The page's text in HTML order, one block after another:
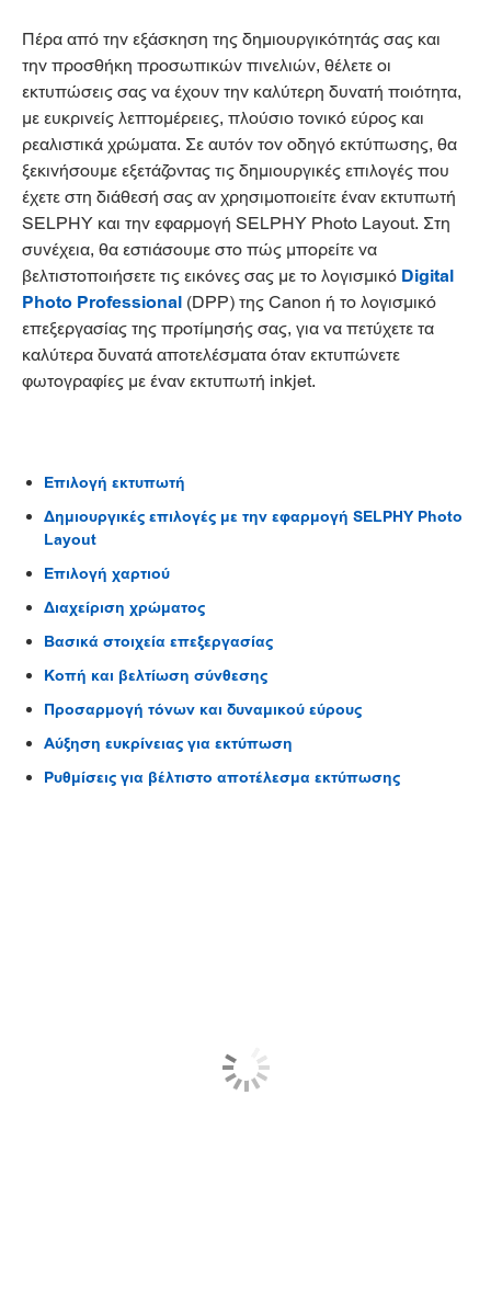
Πέρα από την εξάσκηση της δημιουργικότητάς σας και
την προσθήκη προσωπικών πινελιών, θέλετε οι
εκτυπώσεις σας να έχουν την καλύτερη δυνατή ποιότητα,
με ευκρινείς λεπτομέρειες, πλούσιο τονικό εύρος και
ρεαλιστικά χρώματα. Σε αυτόν τον οδηγό εκτύπωσης, θα
ξεκινήσουμε εξετάζοντας τις δημιουργικές επιλογές που
έχετε στη διάθεσή σας αν χρησιμοποιείτε έναν εκτυπωτή
SELPHY και την εφαρμογή SELPHY Photo Layout. Στη
συνέχεια, θα εστιάσουμε στο πώς μπορείτε να
βελτιστοποιήσετε τις εικόνες σας με το λογισμικό Digital
Photo Professional (DPP) της Canon ή το λογισμικό
επεξεργασίας της προτίμησής σας, για να πετύχετε τα
καλύτερα δυνατά αποτελέσματα όταν εκτυπώνετε
φωτογραφίες με έναν εκτυπωτή inkjet.
Επιλογή εκτυπωτή
Δημιουργικές επιλογές με την εφαρμογή SELPHY Photo
Layout
Επιλογή χαρτιού
Διαχείριση χρώματος
Βασικά στοιχεία επεξεργασίας
Κοπή και βελτίωση σύνθεσης
Προσαρμογή τόνων και δυναμικού εύρους
Αύξηση ευκρίνειας για εκτύπωση
Ρυθμίσεις για βέλτιστο αποτέλεσμα εκτύπωσης